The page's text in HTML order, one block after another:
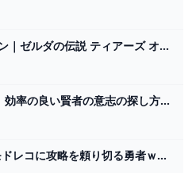
UTコレクション｜ゼルダの伝説 ティアーズ オブ ザ キングダム｜MEN（メンズ）
【ティアキン】効率の良い賢者の意志の探し方は？ ゼルダの伝説ティアキンまとめっち ゼルダの伝説ティアーズ オブ ザ キングダム
祠チャレンジまだあった⁉モドレコに攻略を頼り切る勇者ｗｗｗ祠ノルマ10😈(賢者の遺志コンプリート)【ゼルダの伝説 ティアーズ オブ ザ キングダム】Part201 - YouTube